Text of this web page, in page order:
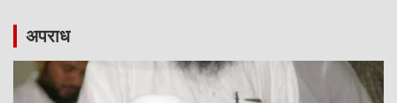
अपराध